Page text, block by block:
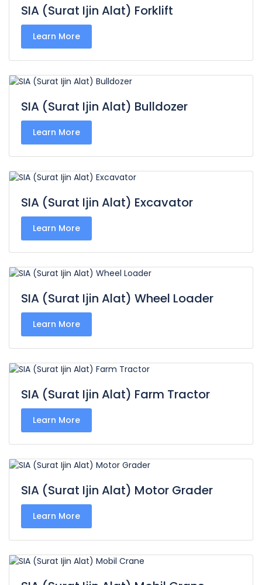
SIA (Surat Ijin Alat) Forklift
Learn More
SIA (Surat Ijin Alat) Bulldozer
Learn More
SIA (Surat Ijin Alat) Excavator
Learn More
SIA (Surat Ijin Alat) Wheel Loader
Learn More
SIA (Surat Ijin Alat) Farm Tractor
Learn More
SIA (Surat Ijin Alat) Motor Grader
Learn More